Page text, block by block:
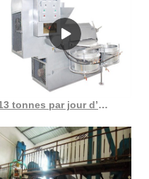
13 tonnes par jour d’extraction d’huile de graines de Niger au Burkina Faso